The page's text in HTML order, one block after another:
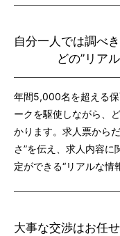
自分一人では調べ
どの”リア
年間5,000名を超える
ークを駆使しながら、
かります。求人票から
さ”を伝え、求人内容
定ができる“リアルな情
大事な交渉はお任